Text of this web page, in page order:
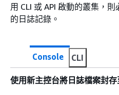
用 CLI 或 API 啟動的叢集，
的日誌記錄。
Console CLI
使用新主控台將日誌檔案封